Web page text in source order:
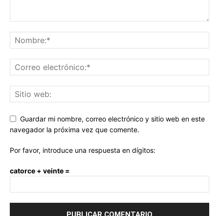
Guardar mi nombre, correo electrónico y sitio web en este
navegador la próxima vez que comente.
Por favor, introduce una respuesta en dígitos:
catorce + veinte =